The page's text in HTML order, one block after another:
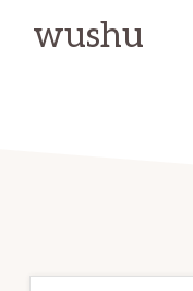
wushu